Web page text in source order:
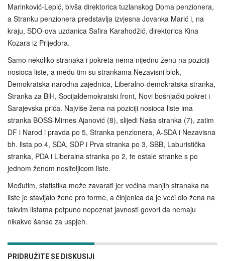
Marinković-Lepić, bivša direktorica tuzlanskog Doma penzionera,
a Stranku penzionera predstavlja izvjesna Jovanka Marić i, na
kraju, SDO-ova uzdanica Safira Karahodžić, direktorica Kina
Kozara iz Prijedora.
Samo nekoliko stranaka i pokreta nema nijednu ženu na poziciji
nosioca liste, a među tim su strankama Nezavisni blok,
Demokratska narodna zajednica, Liberalno-demokratska stranka,
Stranka za BiH, Socijaldemokratski front, Novi bošnjački pokret i
Sarajevska priča. Najviše žena na poziciji nosioca liste ima
stranka BOSS-Mirnes Ajanović (8), slijedi Naša stranka (7), zatim
DF i Narod i pravda po 5, Stranka penzionera, A-SDA i Nezavisna
bh. lista po 4, SDA, SDP i Prva stranka po 3, SBB, Laburistička
stranka, PDA i Liberalna stranka po 2, te ostale stranke s po
jednom ženom nositeljicom liste.
Međutim, statistika može zavarati jer većina manjih stranaka na
liste je stavljalo žene pro forme, a činjenica da je veći dio žena na
takvim listama potpuno nepoznat javnosti govori da nemaju
nikakve šanse za uspjeh.
PRIDRUŽITE SE DISKUSIJI